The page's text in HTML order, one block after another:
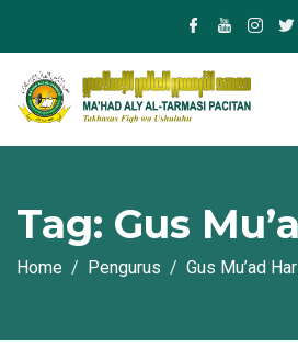
Tag: Gus
Home Pengurus Gus Mu’ad